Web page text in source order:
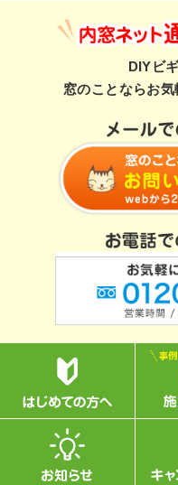
DIYビ
窓のことならお